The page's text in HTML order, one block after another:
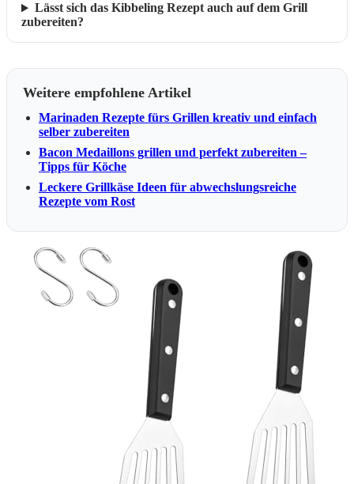
Lässt sich das Kibbeling Rezept auch auf dem Grill
zubereiten?
Weitere empfohlene Artikel
Marinaden Rezepte fürs Grillen kreativ und einfach
selber zubereiten
Bacon Medaillons grillen und perfekt zubereiten –
Tipps für Köche
Leckere Grillkäse Ideen für abwechslungsreiche
Rezepte vom Rost